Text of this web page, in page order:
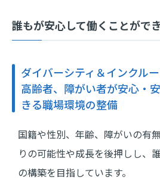
誰もが安心して働くことがで
ダイバーシティ＆インクル
高齢者、障がい者が安心・
きる職場環境の整備
国籍や性別、年齢、障がいの有
りの可能性や成長を後押しし、
の構築を目指しています。